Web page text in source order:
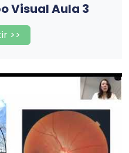
Visual Aula 3
>>